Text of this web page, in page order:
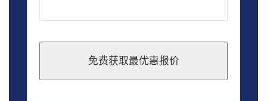
免费获取最优惠报价